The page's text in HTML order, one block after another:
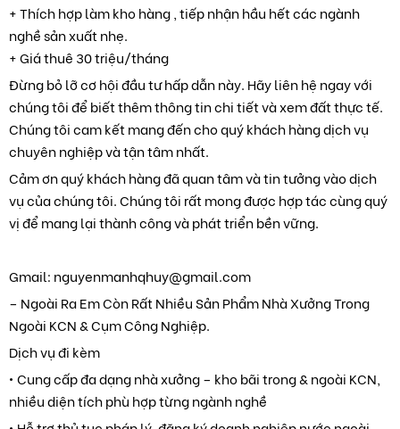
+ Thích hợp làm kho hàng , tiếp nhận hầu hết các ngành
nghề sản xuất nhẹ.
+ Giá thuê 30 triệu/tháng
Đừng bỏ lỡ cơ hội đầu tư hấp dẫn này. Hãy liên hệ ngay với
chúng tôi để biết thêm thông tin chi tiết và xem đất thực tế.
Chúng tôi cam kết mang đến cho quý khách hàng dịch vụ
chuyên nghiệp và tận tâm nhất.
Cảm ơn quý khách hàng đã quan tâm và tin tưởng vào dịch
vụ của chúng tôi. Chúng tôi rất mong được hợp tác cùng quý
vị để mang lại thành công và phát triển bền vững.
Gmail: nguyenmanhqhuy@gmail.com
– Ngoài Ra Em Còn Rất Nhiều Sản Phẩm Nhà Xưởng Trong
Ngoài KCN & Cụm Công Nghiệp.
Dịch vụ đi kèm
• Cung cấp đa dạng nhà xưởng – kho bãi trong & ngoài KCN,
nhiều diện tích phù hợp từng ngành nghề